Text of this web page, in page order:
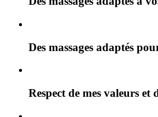
Des massages adaptés
Respect de mes valeurs et